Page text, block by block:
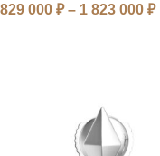
829 000 ₽ – 1 823 000 ₽